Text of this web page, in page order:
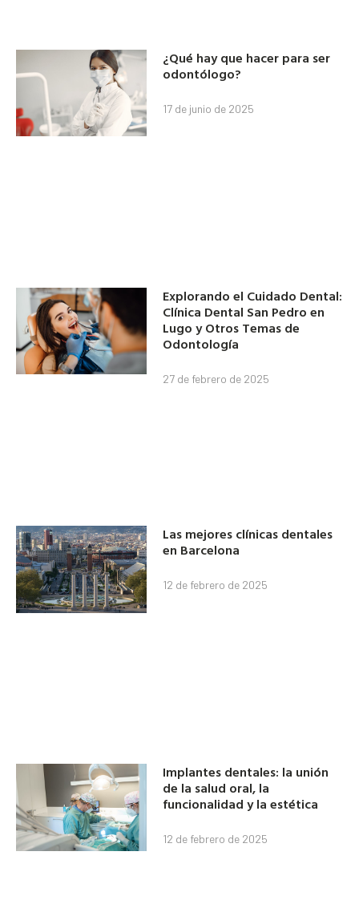
¿Qué hay que hacer para ser
odontólogo?
17 de junio de 2025
Explorando el Cuidado Dental:
Clínica Dental San Pedro en
Lugo y Otros Temas de
Odontología
27 de febrero de 2025
Las mejores clínicas dentales
en Barcelona
12 de febrero de 2025
Implantes dentales: la unión
de la salud oral, la
funcionalidad y la estética
12 de febrero de 2025